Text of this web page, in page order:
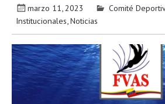
marzo 11, 2023 Comité
Institucionales,Noticias